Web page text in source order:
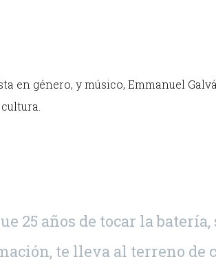
en género, y músico, Emmanuel
25 años de tocar la
te lleva al terreno de